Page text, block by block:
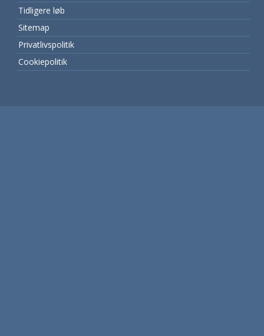
Tidligere løb
Sitemap
Privatlivspolitik
Cookiepolitik